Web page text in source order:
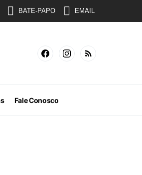
BATE-PAPO EMAIL
Fale Conosco